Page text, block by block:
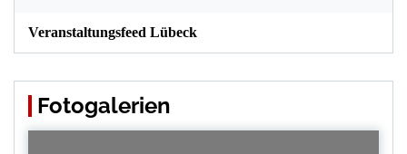
Veranstaltungsfeed Lübeck
Fotogalerien